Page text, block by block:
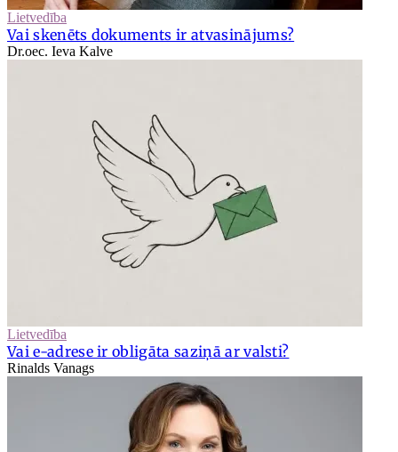
Lietvedība
Vai skenēts dokuments ir atvasinājums?
Dr.oec. Ieva Kalve
Lietvedība
Vai e-adrese ir obligāta saziņā ar valsti?
Rinalds Vanags